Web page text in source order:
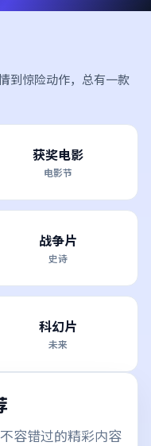
到惊险动作，总有一款
获奖电影
电影节
战争片
史诗
科幻片
未来
容错过的精彩内容